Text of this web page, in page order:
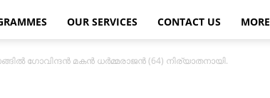
OUR SERVICES CONTACT US MORE
ഗോവിന്ദന്‍ മകന്‍ ധര്‍മ്മരാജന്‍ (64) നിര്യാതനായി.